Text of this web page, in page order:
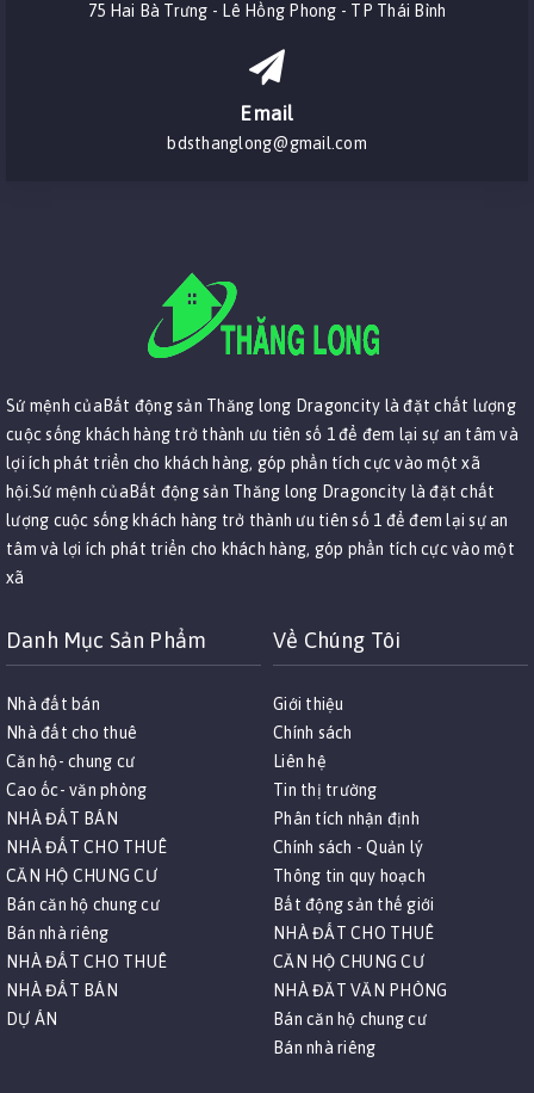
75 Hai Bà Trưng - Lê Hồng Phong - TP Thái Bình
Email
bdsthanglong@gmail.com
Sứ mệnh củaBất động sản Thăng long Dragoncity là đặt chất lượng
cuộc sống khách hàng trở thành ưu tiên số 1 để đem lại sự an tâm và
lợi ích phát triển cho khách hàng, góp phần tích cực vào một xã
hội.Sứ mệnh củaBất động sản Thăng long Dragoncity là đặt chất
lượng cuộc sống khách hàng trở thành ưu tiên số 1 để đem lại sự an
tâm và lợi ích phát triển cho khách hàng, góp phần tích cực vào một
xã
Danh Mục Sản Phẩm
Nhà đất bán
Nhà đất cho thuê
Căn hộ- chung cư
Cao ốc- văn phòng
NHÀ ĐẤT BÁN
NHÀ ĐẤT CHO THUÊ
CĂN HỘ CHUNG CƯ
Bán căn hộ chung cư
Bán nhà riêng
NHÀ ĐẤT CHO THUÊ
NHÀ ĐẤT BÁN
DỰ ÁN
Về Chúng Tôi
Giới thiệu
Chính sách
Liên hệ
Tin thị trường
Phân tích nhận định
Chính sách - Quản lý
Thông tin quy hoạch
Bất động sản thế giới
NHÀ ĐẤT CHO THUÊ
CĂN HỘ CHUNG CƯ
NHÀ ĐĂT VĂN PHÒNG
Bán căn hộ chung cư
Bán nhà riêng